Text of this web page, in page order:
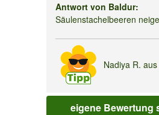
Antwort von Baldur:
Säulenstachelbeeren
Nadiya R.
Wurzeln?
eigene Bewertung